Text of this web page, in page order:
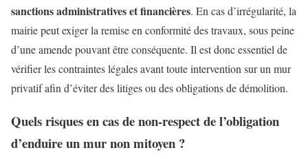
sanctions administratives et financières. En cas d’irrégularité, la
mairie peut exiger la remise en conformité des travaux, sous peine
d’une amende pouvant être conséquente. Il est donc essentiel de
vérifier les contraintes légales avant toute intervention sur un mur
privatif afin d’éviter des litiges ou des obligations de démolition.
Quels risques en cas de non-respect de l’obligation
d’enduire un mur non mitoyen ?